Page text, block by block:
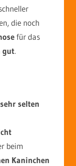
die noch
für das
gut.
sehr selten
beim
Kaninchen